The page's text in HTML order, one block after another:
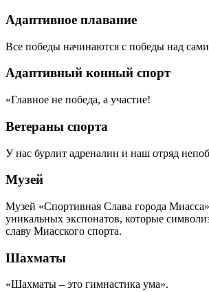
Адаптивное плавание
Все победы начинаются с победы над
Адаптивный конный спорт
«Главное не победа, а участие!
Ветераны спорта
У нас бурлит адреналин и наш отряд
Музей
Музей «Спортивная Слава города
уникальных экспонатов, которые
славу Миасского спорта.
Шахматы
«Шахматы – это гимнастика ума».